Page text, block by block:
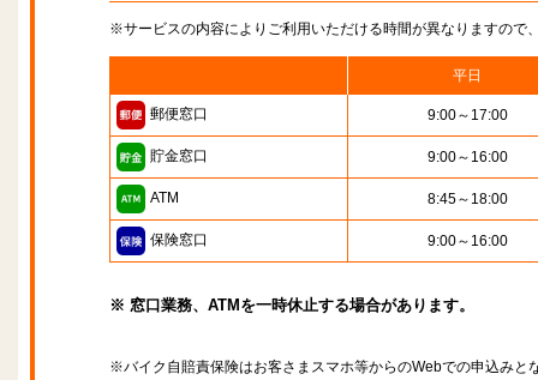
※サービスの内容によりご利用いただける時間が異なりますので
平日
郵便窓口 9:00～17:00
貯金窓口 9:00～16:00
ATM 8:45～18:00
保険窓口 9:00～16:00
※ 窓口業務、ATMを一時休止する場合があります。
※バイク自賠責保険はお客さまスマホ等からのWebでの申込みと